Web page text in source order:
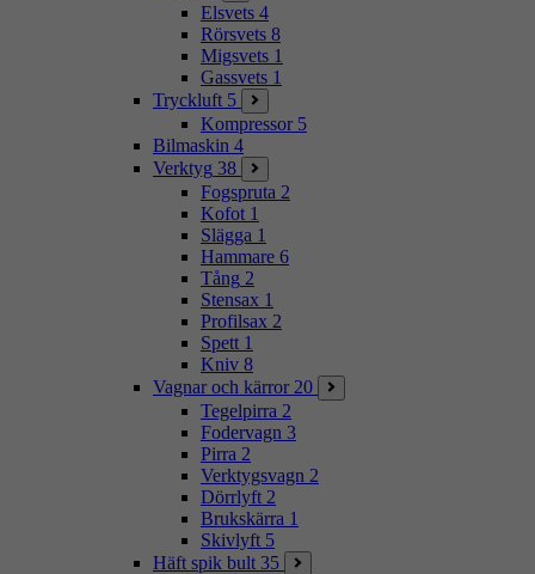
Elsvets 4
Rörsvets 8
Migsvets 1
Gassvets 1
Tryckluft 5
Kompressor 5
Bilmaskin 4
Verktyg 38
Fogspruta 2
Kofot 1
Slägga 1
Hammare 6
Tång 2
Stensax 1
Profilsax 2
Spett 1
Kniv 8
Vagnar och kärror 20
Tegelpirra 2
Fodervagn 3
Pirra 2
Verktygsvagn 2
Dörrlyft 2
Brukskärra 1
Skivlyft 5
Häft spik bult 35